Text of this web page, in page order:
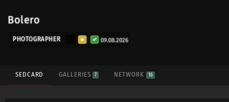
Bolero
PHOTOGRAPHER 09.08.2026
SEDCARD GALLERIES 7 NETWORK 16